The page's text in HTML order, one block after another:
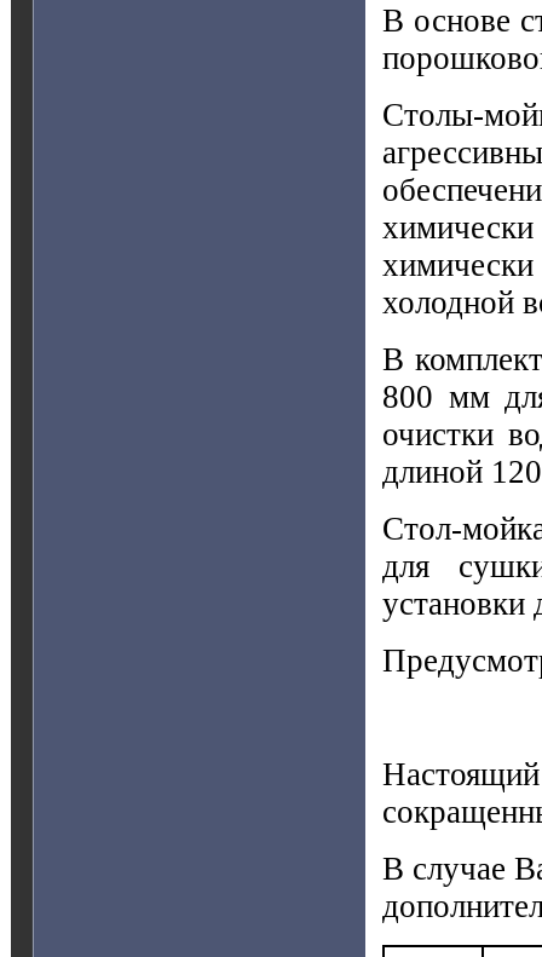
В основе
Столы-
холодной
В
800 мм
очистки
длиной
Стол-
для
установки
Настоящий
В случае